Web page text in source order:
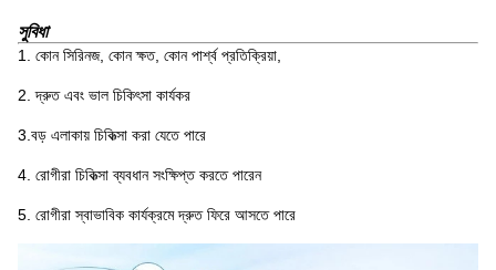
সুবিধা
1. কোন সিরিনজ, কোন ক্ষত, কোন পার্শ্ব প্রতিক্রিয়া,
2. দ্রুত এবং ভাল চিকিৎসা কার্যকর
3.বড় এলাকায় চিকিত্সা করা যেতে পারে
4. রোগীরা চিকিত্সা ব্যবধান সংক্ষিপ্ত করতে পারেন
5. রোগীরা স্বাভাবিক কার্যক্রমে দ্রুত ফিরে আসতে পারে